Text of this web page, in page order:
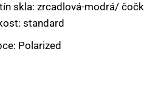
skla: zrcadlová-modrá/
standard
Polarized